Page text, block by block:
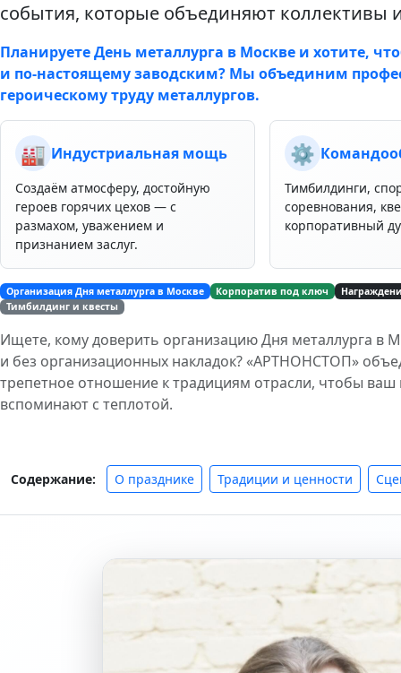
события, которые объединяют коллективы
Планируете День металлурга в Москве и хотите,
и по‑настоящему заводским? Мы объединим
героическому труду металлургов.
🏭 Индустриальная мощь
Создаём атмосферу, достойную
героев горячих цехов — с
размахом, уважением и
признанием заслуг.
⚙️
Тимбилдинги,
соревнования,
корпоративный
Организация Дня металлурга в Москве Корпоратив под ключ
Тимбилдинг и квесты
Ищете, кому доверить организацию Дня металлурга в
и без организационных накладок? «АРТНОНСТОП»
трепетное отношение к традициям отрасли, чтобы
вспоминают с теплотой.
Содержание: О празднике Традиции и ценности